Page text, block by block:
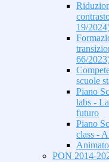
19/
66/
scuole
Piano
labs -
futuro
Piano
class -
PON 2014-